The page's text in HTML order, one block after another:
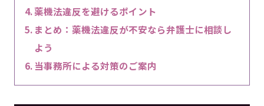
薬機法違反を避けるポイント
まとめ：薬機法違反が不安なら弁護士に相談し
よう
当事務所による対策のご案内